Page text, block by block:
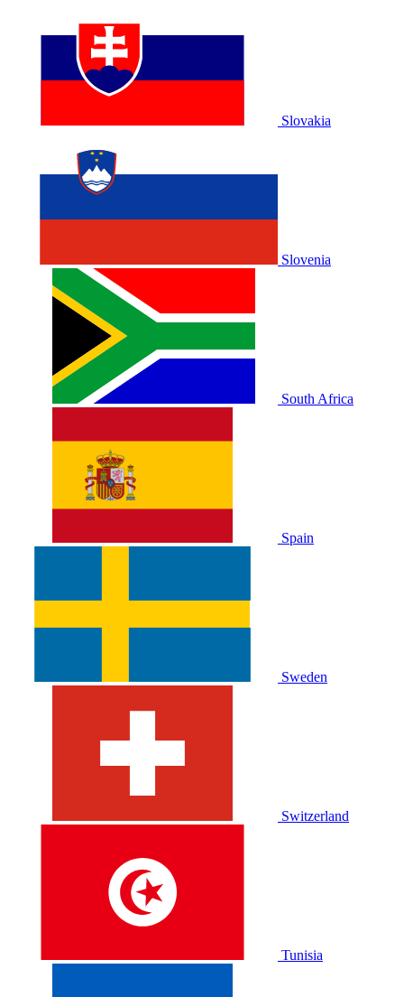
Slovakia
Slovenia
South Africa
Spain
Sweden
Switzerland
Tunisia